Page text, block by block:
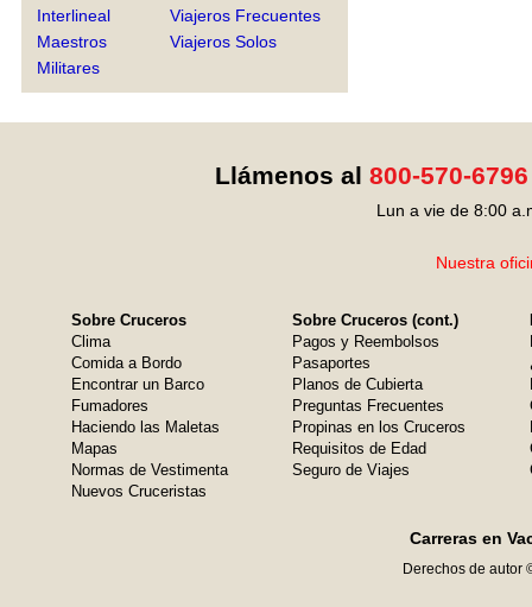
Interlineal
Maestros
Militares
Viajeros Frecuentes
Viajeros Solos
Llámenos al 800-570-6796
Lun a vie de 8:00
Nuestra
Sobre Cruceros
Clima
Comida a Bordo
Encontrar un Barco
Fumadores
Haciendo las Maletas
Mapas
Normas de Vestimenta
Nuevos Cruceristas
Sobre Cruceros (cont.)
Pagos y Reembolsos
Pasaportes
Planos de Cubierta
Preguntas Frecuentes
Propinas en los Cruceros
Requisitos de Edad
Seguro de Viajes
Carreras en
Derechos de autor